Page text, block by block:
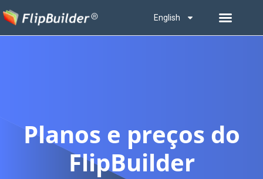
English
Planos e preços do
FlipBuilder